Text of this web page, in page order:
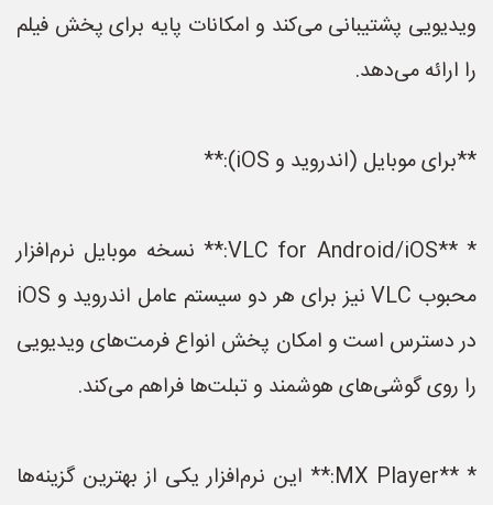
ویدیویی پشتیبانی می‌کند و امکانات پایه برای پخش فیلم
را ارائه می‌دهد.
**برای موبایل (اندروید و iOS):**
* **VLC for Android/iOS:** نسخه موبایل نرم‌افزار
محبوب VLC نیز برای هر دو سیستم عامل اندروید و iOS
در دسترس است و امکان پخش انواع فرمت‌های ویدیویی
را روی گوشی‌های هوشمند و تبلت‌ها فراهم می‌کند.
* **MX Player:** این نرم‌افزار یکی از بهترین گزینه‌ها